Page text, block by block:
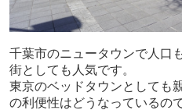
千葉市のニュータウンで人口
街としても人気です。
東京のベッドタウンとしても
の利便性はどうなっているの